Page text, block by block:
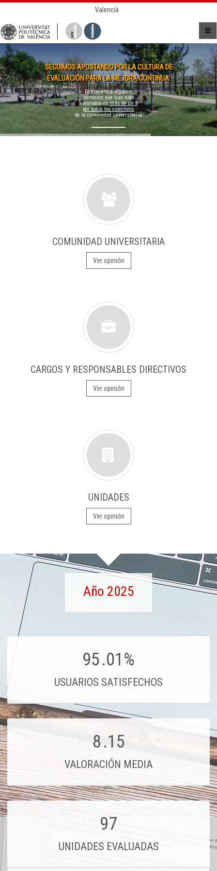
Valencià
SEGUIMOS APOSTANDO POR LA CULTURA DE
EVALUACIÓN PARA LA MEJORA CONTINUA.
Destacamos algunos
servicios que han sido
valorados enmás de un 8
por todos los colectivos
de la comunidad universitaria
COMUNIDAD UNIVERSITARIA
Ver opinión
CARGOS Y RESPONSABLES DIRECTIVOS
Ver opinión
UNIDADES
Ver opinión
Año 2025
95.01%
USUARIOS SATISFECHOS
8.15
VALORACIÓN MEDIA
97
UNIDADES EVALUADAS